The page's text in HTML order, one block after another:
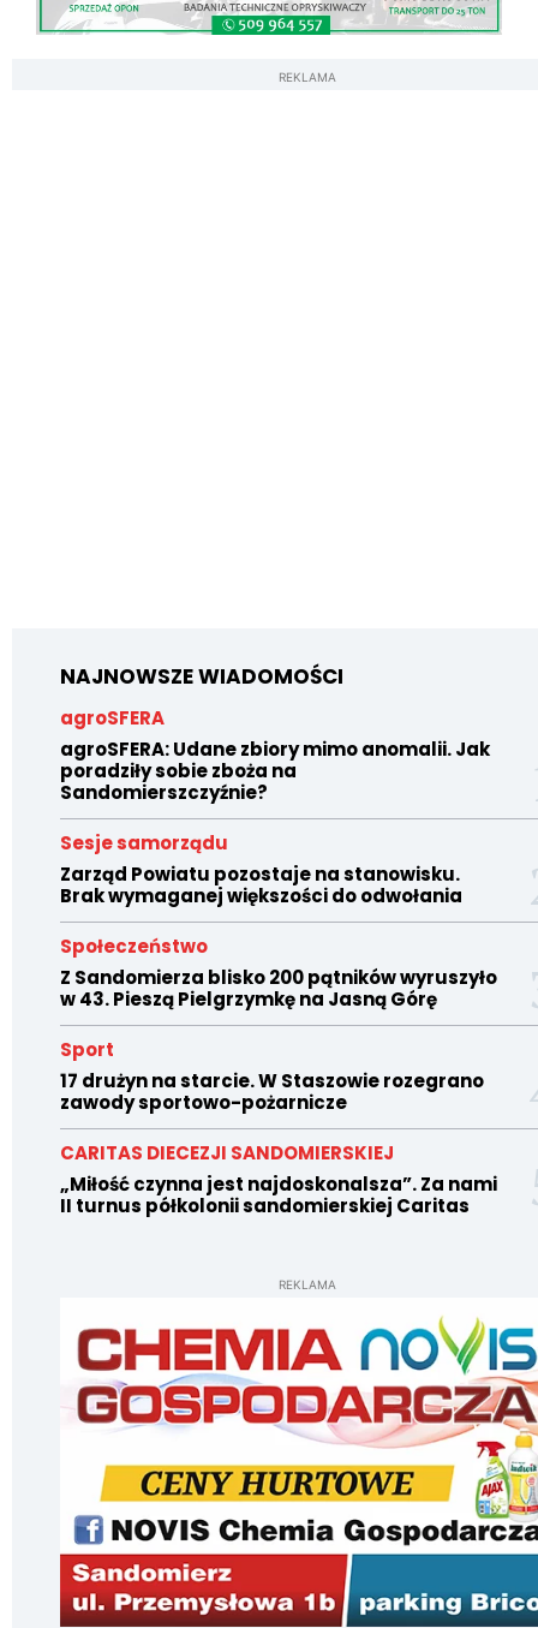
REKLAMA
NAJNOWSZE WIADOMOŚCI
agroSFERA
agroSFERA: Udane zbiory mimo anomalii. Jak
poradziły sobie zboża na
Sandomierszczyźnie?
Sesje samorządu
Zarząd Powiatu pozostaje na stanowisku.
Brak wymaganej większości do odwołania
Społeczeństwo
Z Sandomierza blisko 200 pątników wyruszyło
w 43. Pieszą Pielgrzymkę na Jasną Górę
Sport
17 drużyn na starcie. W Staszowie rozegrano
zawody sportowo-pożarnicze
CARITAS DIECEZJI SANDOMIERSKIEJ
„Miłość czynna jest najdoskonalsza”. Za nami
II turnus półkolonii sandomierskiej Caritas
REKLAMA